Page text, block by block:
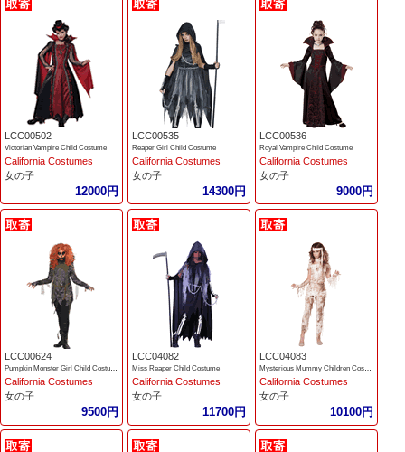
LCC00502
Victorian Vampire Child Costume
California Costumes
女の子
12000円
LCC00535
Reaper Girl Child Costume
California Costumes
女の子
14300円
LCC00536
Royal Vampire Child Costume
California Costumes
女の子
9000円
LCC00624
Pumpkin Monster Girl Child Costume
California Costumes
女の子
9500円
LCC04082
Miss Reaper Child Costume
California Costumes
女の子
11700円
LCC04083
Mysterious Mummy Children Costume
California Costumes
女の子
10100円